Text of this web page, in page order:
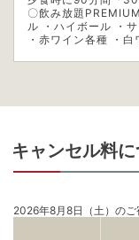
〇飲み放題
ル ・ハイボール ・
・赤ワイン各種 ・
キャンセル料
2026年8月8日（土）のご